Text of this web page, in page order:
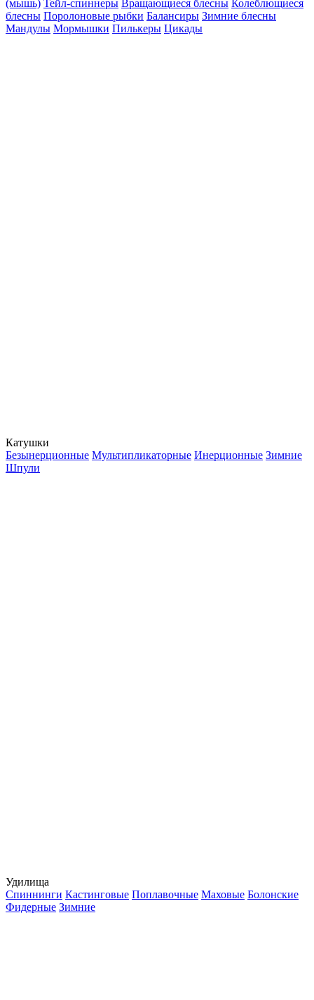
(мышь) Тейл-спиннеры Вращающиеся блесны Колеблющиеся
блесны Поролоновые рыбки Балансиры Зимние блесны
Мандулы Мормышки Пилькеры Цикады
Катушки
Безынерционные Мультипликаторные Инерционные Зимние
Шпули
Удилища
Спиннинги Кастинговые Поплавочные Маховые Болонские
Фидерные Зимние